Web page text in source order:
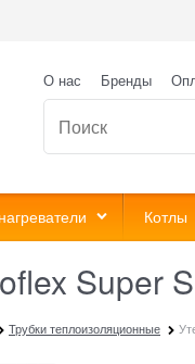
О нас Бренды
Котлы
Super
Трубки теплоизоляционные